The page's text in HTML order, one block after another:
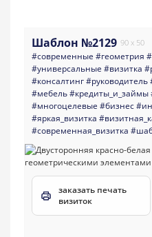
Шаблон №2129 90 x 50
#современные #геометрия
#универсальные #визитка
#консалтинг#руководитель
#мебель#кредиты_и_займы
#многоцелевые #бизнес
#яркая_визитка
#современная_визитка
заказать печать
визиток